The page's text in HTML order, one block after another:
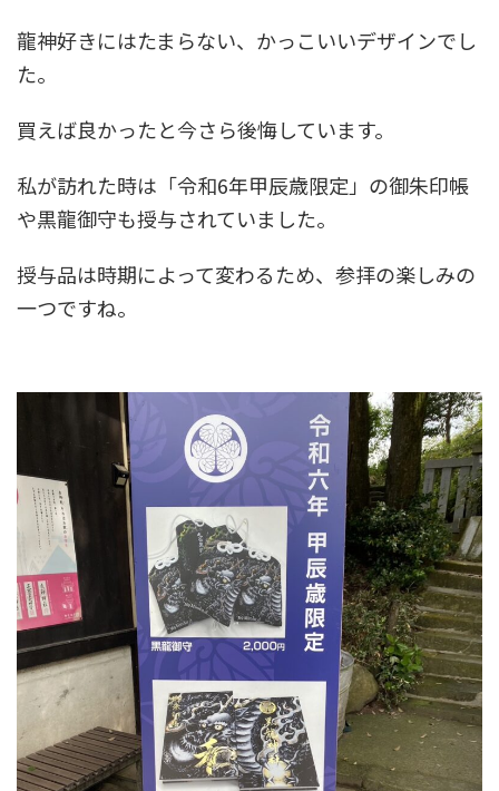
龍神好きにはたまらない、かっこいいデザインでし
た。
買えば良かったと今さら後悔しています。
私が訪れた時は「令和6年甲辰歳限定」の御朱印帳
や黒龍御守も授与されていました。
授与品は時期によって変わるため、参拝の楽しみの
一つですね。